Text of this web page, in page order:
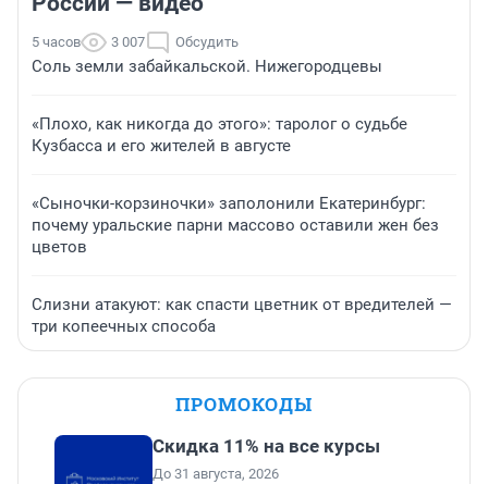
5 часов 3 007 Обсудить
Соль земли забайкальской. Нижегородцевы
«Плохо, как никогда до этого»: таролог о судьбе
Кузбасса и его жителей в августе
«Сыночки-корзиночки» заполонили Екатеринбург:
почему уральские парни массово оставили жен без
цветов
Слизни атакуют: как спасти цветник от вредителей —
три копеечных способа
ПРОМОКОДЫ
Скидка 11% на все курсы
До 31 августа, 2026